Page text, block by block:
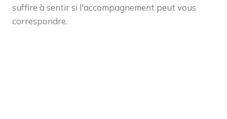
suffire à sentir si l'accompagnement peut vous
correspondre.